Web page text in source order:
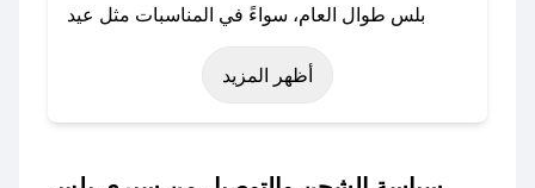
بلس طوال العام، سواءً في المناسبات مثل عيد
الفطر، عيد الأضحى، الجمعة البيضاء (شهر نوفمبر)،
رمضان، اليوم الوطني، يوم التأسيس، أو حتى عروض
أظهر المزيد